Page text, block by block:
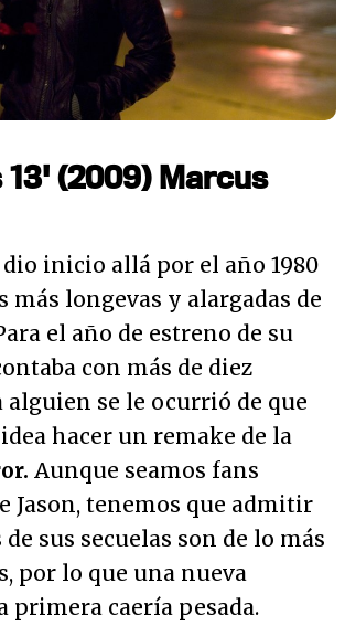
(2009) Marcus
dio inicio allá por el año 1980
más longevas y alargadas de
el año de estreno de su
con más de diez
alguien se le ocurrió de que
hacer un remake de la
Aunque seamos fans
Jason, tenemos que admitir
sus secuelas son de lo más
por lo que una nueva
primera caería pesada.